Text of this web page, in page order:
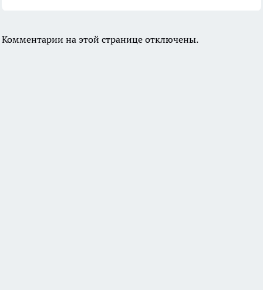
Комментарии на этой странице отключены.